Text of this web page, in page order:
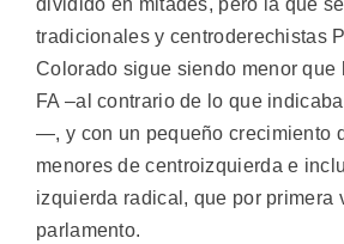
dividido en mitades, pero la que
tradicionales y centroderechistas
Colorado sigue siendo menor que
FA –al contrario de lo que
—, y con un pequeño crecimiento
menores de centroizquierda e
izquierda radical, que por primera
parlamento.